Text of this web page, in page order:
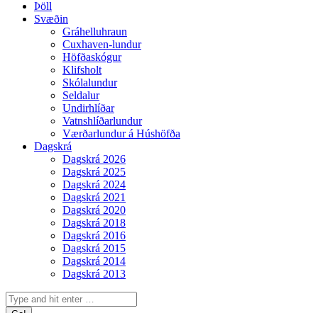
Þöll
Svæðin
Gráhelluhraun
Cuxhaven-lundur
Höfðaskógur
Klifsholt
Skólalundur
Seldalur
Undirhlíðar
Vatnshlíðarlundur
Værðarlundur á Húshöfða
Dagskrá
Dagskrá 2026
Dagskrá 2025
Dagskrá 2024
Dagskrá 2021
Dagskrá 2020
Dagskrá 2018
Dagskrá 2016
Dagskrá 2015
Dagskrá 2014
Dagskrá 2013
Search: